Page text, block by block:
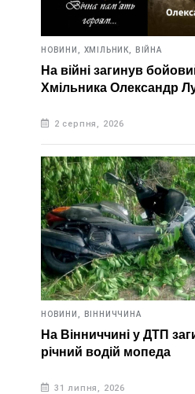
НОВИНИ, ХМІЛЬНИК, ВІЙНА
На війні загинув
Хмільника Олександр
2 серпня, 2026
НОВИНИ, ВІННИЧЧИНА
На Вінниччині у ДТП
річний водій мопеда
31 липня, 2026